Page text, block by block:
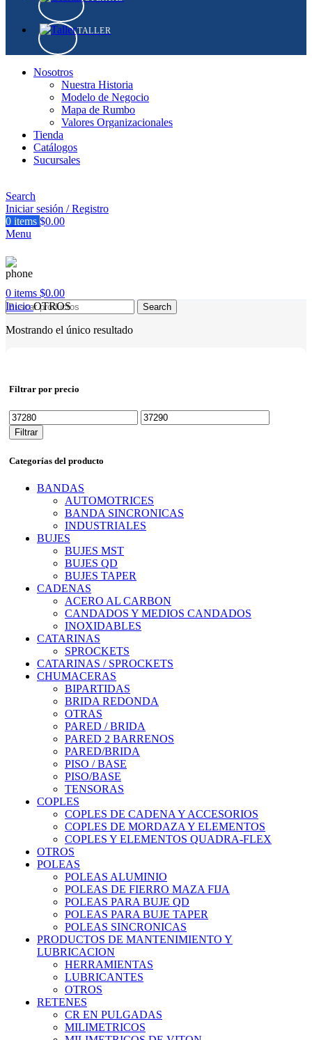
TALLER
Nosotros
Nuestra Historia
Modelo de Negocio
Mapa de Rumbo
Valores Organizacionales
Tienda
Catálogos
Sucursales
Search
Iniciar sesión / Registro
0 items $0.00
Menu
0 items $0.00
Search
InicioOTROS
Mostrando el único resultado
Filtrar por precio
Precio
mínimo
Precio
máximo
Filtrar
Categorías del producto
BANDAS
AUTOMOTRICES
BANDA SINCRONICAS
INDUSTRIALES
BUJES
BUJES MST
BUJES QD
BUJES TAPER
CADENAS
ACERO AL CARBON
CANDADOS Y MEDIOS CANDADOS
INOXIDABLES
CATARINAS
SPROCKETS
CATARINAS / SPROCKETS
CHUMACERAS
BIPARTIDAS
BRIDA REDONDA
OTRAS
PARED / BRIDA
PARED 2 BARRENOS
PARED/BRIDA
PISO / BASE
PISO/BASE
TENSORAS
COPLES
COPLES DE CADENA Y ACCESORIOS
COPLES DE MORDAZA Y ELEMENTOS
COPLES Y ELEMENTOS QUADRA-FLEX
OTROS
POLEAS
POLEAS ALUMINIO
POLEAS DE FIERRO MAZA FIJA
POLEAS PARA BUJE QD
POLEAS PARA BUJE TAPER
POLEAS SINCRONICAS
PRODUCTOS DE MANTENIMIENTO Y
LUBRICACION
HERRAMIENTAS
LUBRICANTES
OTROS
RETENES
CR EN PULGADAS
MILIMETRICOS